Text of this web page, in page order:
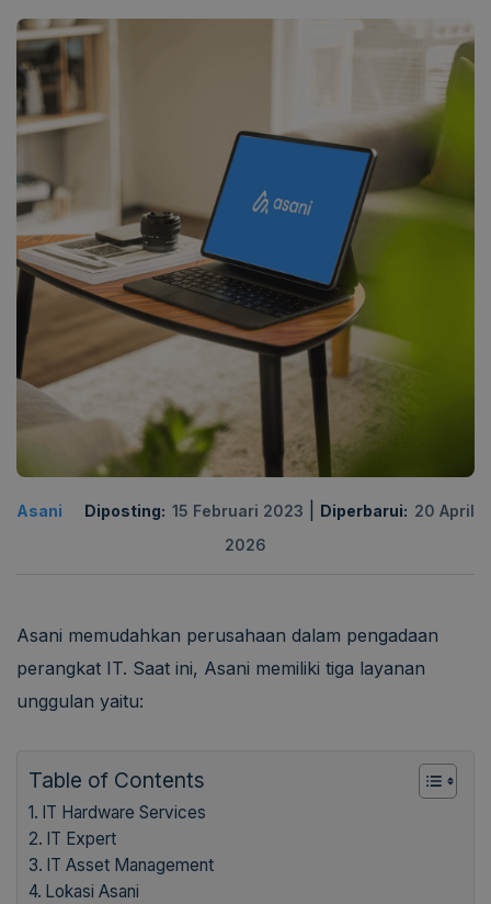
Asani Diposting: 15 Februari 2023 Diperbarui: 20 April
2026
Asani memudahkan perusahaan dalam pengadaan
perangkat IT. Saat ini, Asani memiliki tiga layanan
unggulan yaitu:
Table of Contents
IT Hardware Services
IT Expert
IT Asset Management
Lokasi Asani